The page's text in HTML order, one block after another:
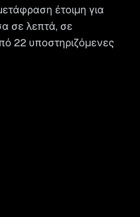
έτοιμη για
σε λεπτά, σε
22 υποστηριζόμενες